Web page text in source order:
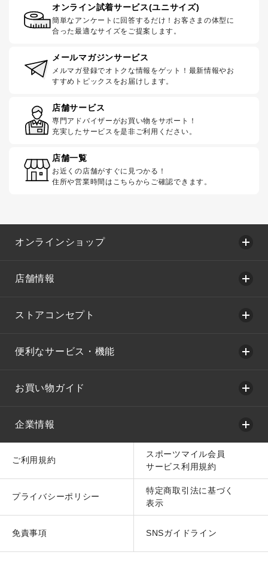
オンライン試着サービス(ユニサイズ)
簡単なアンケートに回答するだけ！お客さまの体型に
合った最適なサイズをご提案します。
メールマガジンサービス
メルマガ登録でオトクな情報をゲット！最新情報やお
すすめトピックスをお届けします。
店舗サービス
専門アドバイザーがお買い物をサポート！
充実したサービスを是非ご利用ください。
店舗一覧
お近くの店舗がすぐに見つかる！
住所や営業時間はこちらからご確認できます。
オンラインショップ
店舗情報
ストアコンセプト
便利なサービス・機能
お買い物ガイド
企業情報
ご利用規約
スポーツマイル会員
サービス利用規約
プライバシーポリシー
特定商取引法に基づく
表示
免責事項 SNSガイドライン